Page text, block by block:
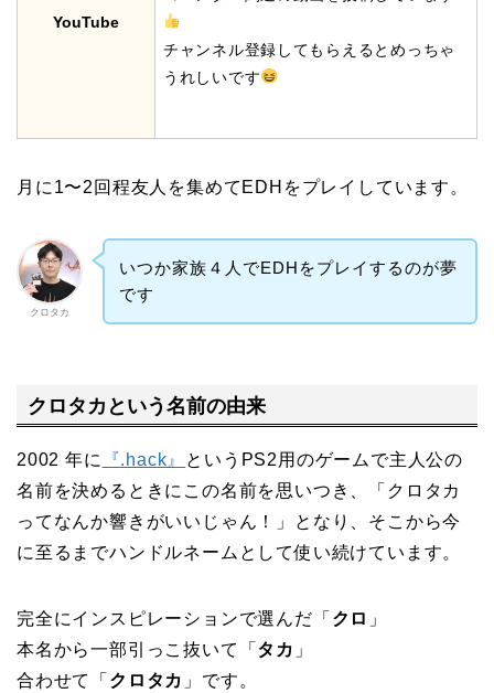
YouTube
チャンネル登録してもらえるとめっちゃ
うれしいです
月に1〜2回程友人を集めてEDHをプレイしています。
クロタカ
いつか家族４人でEDHをプレイするのが夢
です
クロタカという名前の由来
2002 年に 『.hack』
というPS2用のゲームで主人公の
名前を決めるときにこの名前を思いつき、「クロタカ
ってなんか響きがいいじゃん！」となり、そこから今
に至るまでハンドルネームとして使い続けています。
完全にインスピレーションで選んだ「 クロ 」
本名から一部引っこ抜いて「 タカ 」
合わせて「 クロタカ 」です。